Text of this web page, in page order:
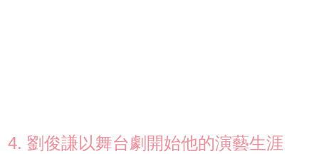
4. 劉俊謙以舞台劇開始他的演藝生涯